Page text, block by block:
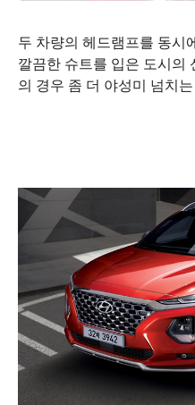
두 차량의 헤드램프를 동시
깔끔한 슈트를 입은 도시의
의 경우 좀 더 야성미 넘치